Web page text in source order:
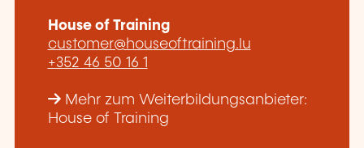
House of Training
customer@houseoftraining.lu
+352 46 50 16 1
Mehr zum Weiterbildungsanbieter:
House of Training